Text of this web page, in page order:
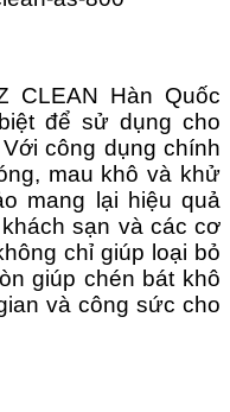
CLEAN Hàn Quốc
để sử dụng cho
công dụng chính
mau khô và khử
mang lại hiệu quả
sạn và các cơ
chỉ giúp loại bỏ
giúp chén bát khô
và công sức cho